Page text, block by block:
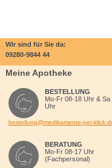
Wir sind für Sie da:
09280-9844 44
Meine Apotheke
BESTELLUNG
Mo-Fr 08-18 Uhr & Sa
Uhr
bestellung@medikamente-per-
BERATUNG
Mo-Fr 08-17 Uhr
(Fachpersonal)